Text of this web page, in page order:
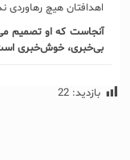
اهدافتان هیچ رهاوردی
آنجاست که او تصمیم می
بی‌خبری، خوش‌خبری
بازدید: 22